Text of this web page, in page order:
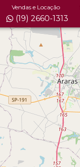
Vendas e Locação
(19) 2660-1313